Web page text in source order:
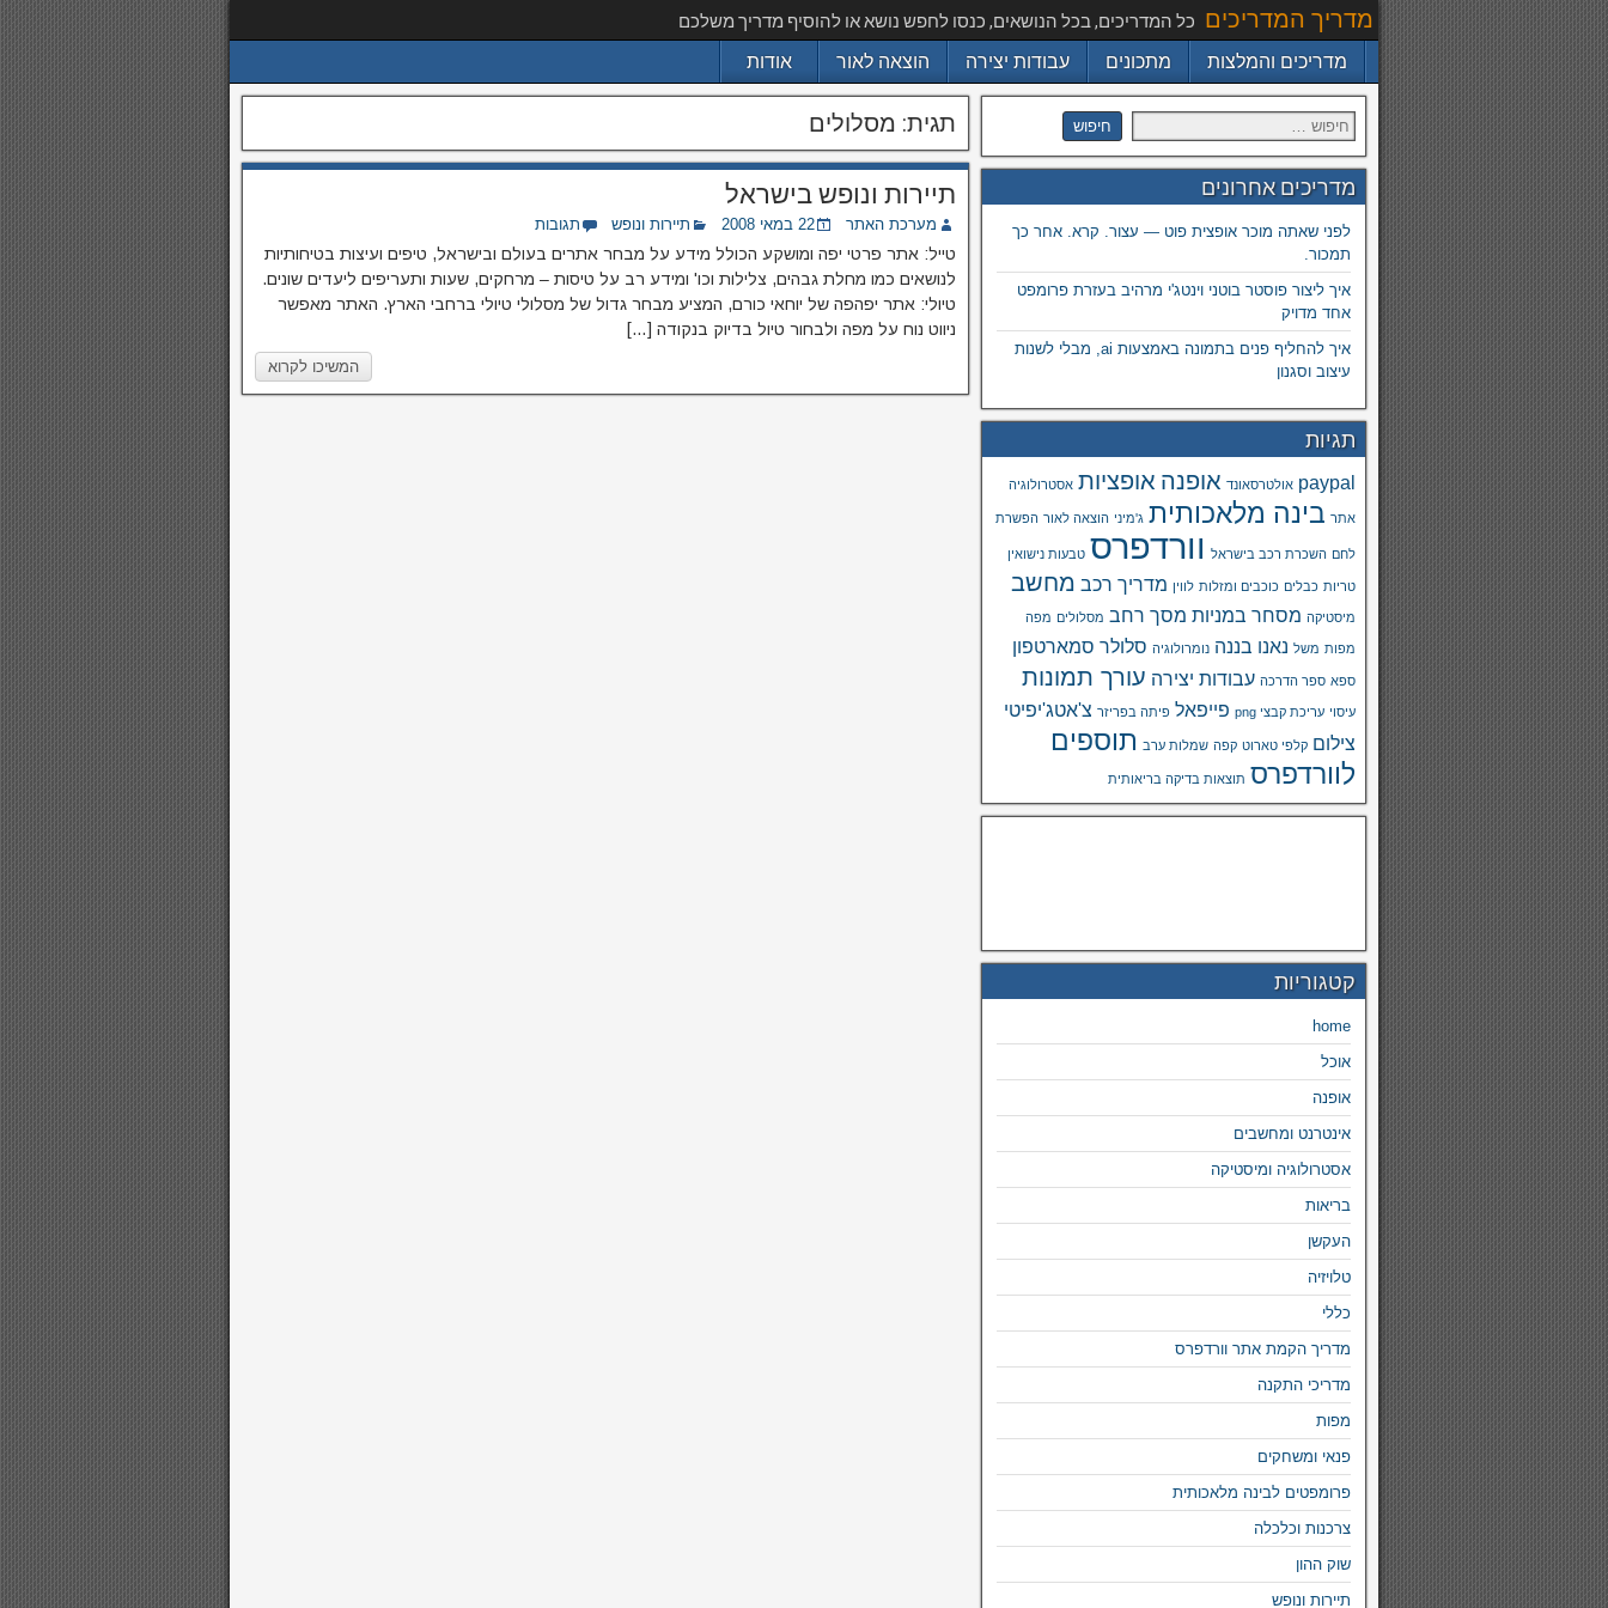
מדריך המדריכים כל המדריכים, בכל הנושאים, כנסו לחפש נושא או להוסיף מדריך משלכם
מדריכים והמלצות מתכונים עבודות יצירה הוצאה לאור אודות
תגית: מסלולים
תיירות ונופש בישראל
מערכת האתר 22 במאי 2008 תיירות ונופש תגובות
טייל: אתר פרטי יפה ומושקע הכולל מידע על מבחר אתרים בעולם ובישראל, טיפים ועיצות בטיחותיות
לנושאים כמו מחלת גבהים, צלילות וכו' ומידע רב על טיסות – מרחקים, שעות ותעריפים ליעדים שונים.
טיולי: אתר יפהפה של יוחאי כורם, המציע מבחר גדול של מסלולי טיולי ברחבי הארץ. האתר מאפשר
ניווט נוח על מפה ולבחור טיול בדיוק בנקודה […]
המשיכו לקרוא
מדריכים אחרונים
לפני שאתה מוכר אופצית פוט — עצור. קרא. אחר כך
תמכור.
איך ליצור פוסטר בוטני וינטג'י מרהיב בעזרת פרומפט
אחד מדויק
איך להחליף פנים בתמונה באמצעות ai, מבלי לשנות
עיצוב וסגנון
תגיות
paypal אולטרסאונד אופנה אופציות אסטרולוגיה
אתר בינה מלאכותית ג'מיני הוצאה לאור הפשרת
לחם השכרת רכב בישראל וורדפרס טבעות נישואין
טריות כבלים כוכבים ומזלות לווין מדריך רכב מחשב
מיסטיקה מסחר במניות מסך רחב מסלולים מפה
מפות משל נאנו בננה נומרולוגיה סלולר סמארטפון
ספא ספר הדרכה עבודות יצירה עורך תמונות
עיסוי עריכת קבצי png פייפאל פיתה בפריזר צ'אטג'יפיטי
צילום קלפי טארוט קפה שמלות ערב תוספים
לוורדפרס תוצאות בדיקה בריאותית
קטגוריות
home
אוכל
אופנה
אינטרנט ומחשבים
אסטרולוגיה ומיסטיקה
בריאות
העקשן
טלויזיה
כללי
מדריך הקמת אתר וורדפרס
מדריכי התקנה
מפות
פנאי ומשחקים
פרומפטים לבינה מלאכותית
צרכנות וכלכלה
שוק ההון
תיירות ונופש